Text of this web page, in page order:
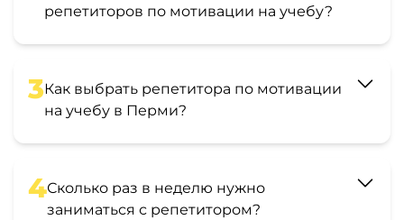
репетиторов по мотивации на учебу?
3Как выбрать репетитора по мотивации
на учебу в Перми?
4Сколько раз в неделю нужно
заниматься с репетитором?